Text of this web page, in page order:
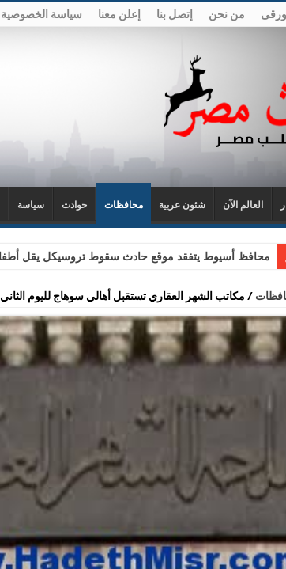
من نحن إتصل بنا إعلن معنا سياسة الخصوصية
العالم الآن شئون عربية محافظات حوادث سياسة
محافظ أسيوط يتفقد موقع حادث سقوط تروسيكل يقل
/ مكاتب الشهر العقاري تستقبل أهالي سوهاج لليوم